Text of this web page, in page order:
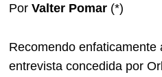
Por Valter Pomar (*)
Recomendo enfaticamente
entrevista concedida por